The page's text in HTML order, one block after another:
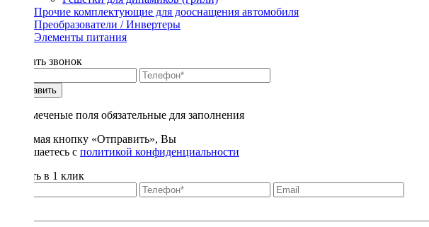
Прочие комплектующие для дооснащения автомобиля
Преобразователи / Инвертеры
Элементы питания
Заказать звонок
Отправить
* - отмеченые поля обязательные для заполнения
Нажимая кнопку «Отправить», Вы
соглашаетесь с политикой конфиденциальности
Купить в 1 клик